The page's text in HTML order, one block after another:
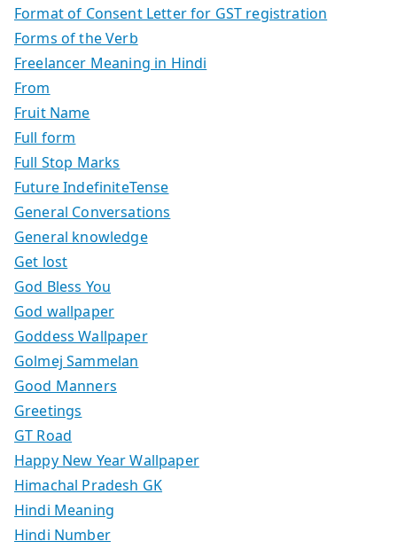
Format of Consent Letter for GST registration
Forms of the Verb
Freelancer Meaning in Hindi
From
Fruit Name
Full form
Full Stop Marks
Future IndefiniteTense
General Conversations
General knowledge
Get lost
God Bless You
God wallpaper
Goddess Wallpaper
Golmej Sammelan
Good Manners
Greetings
GT Road
Happy New Year Wallpaper
Himachal Pradesh GK
Hindi Meaning
Hindi Number